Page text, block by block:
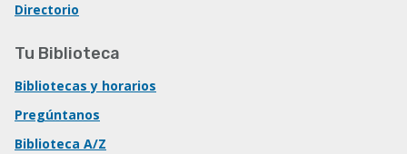
Directorio
Tu Biblioteca
Bibliotecas y horarios
Pregúntanos
Biblioteca A/Z